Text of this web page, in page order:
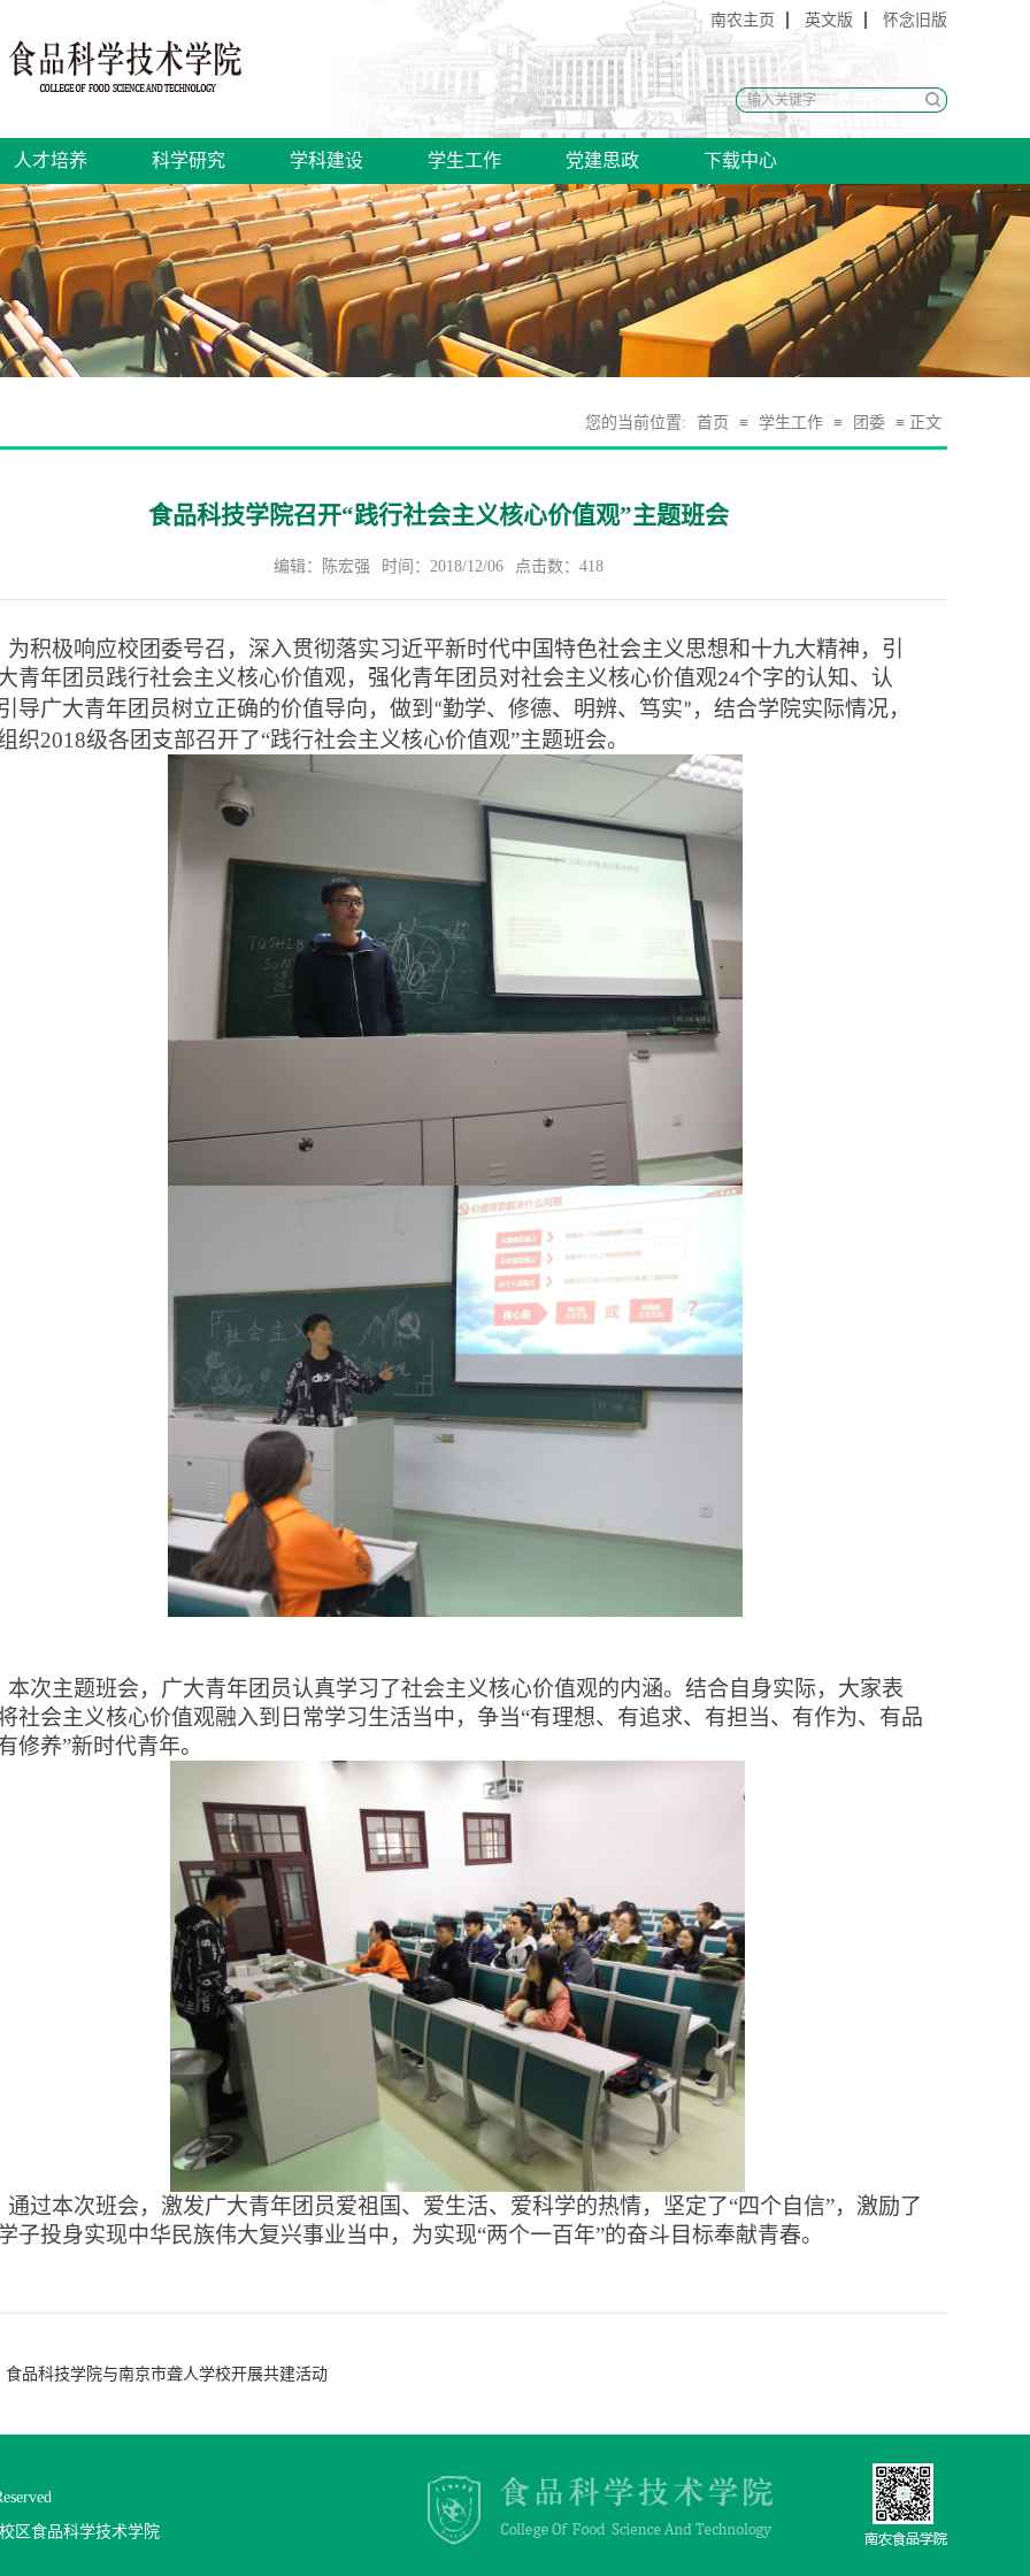
南农主页 英文版 怀念旧版
人才培养 科学研究 学科建设 学生工作 党建思政 下载中心
您的当前位置: 首页 ≡ 学生工作 ≡ 团委 ≡ 正文
食品科技学院召开“践行社会主义核心价值观”主题班会
编辑：陈宏强 时间：2018/12/06 点击数： 418
积极响应校团委号召，深入贯彻落实习近平新时代中国特色社会主义思想和十九大精神， 引
青年团员践行社会主义核心价值观，强化青年团员对社会主义核心价值观24个字的认知、认
导广大青年团员树立正确的价值导向，做到 “勤学、修德、明辨、笃实” ，结合学院实际情况，
织2018级各 团支部召开了“践行社会主义核心价值观”主题班会。
次主题班会，广大青年团员认真学习了社会主义核心价值观的内涵。结合自身实际，大家表
社会主义核心价值观融入到日常学习生活当中，争当“有理想、有追求、有担当、有作为、有品
修养”新时代青年。
过本次班会，激发广大青年团员爱祖国、爱生活、爱科学的热情，坚定了“四个自信”，激励了
子投身实现中华民族伟大复兴事业当中，为实现“两个一百年”的奋斗目标奉献青春。
食品科技学院与南京市聋人学校开展共建活动
区食品科学技术学院